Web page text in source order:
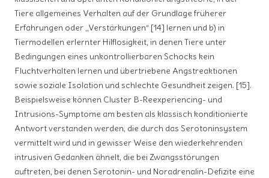
Tiere allgemeines Verhalten auf der Grundlage früherer
Erfahrungen oder „Verstärkungen“ [14] lernen und b) in
Tiermodellen erlernter Hilflosigkeit, in denen Tiere unter
Bedingungen eines unkontrollierbaren Schocks kein
Fluchtverhalten lernen und übertriebene Angstreaktionen
sowie soziale Isolation und schlechte Gesundheit zeigen. [15].
Beispielsweise können Cluster B-Reexperiencing- und
Intrusions-Symptome am besten als klassisch konditionierte
Antwort verstanden werden, die durch das Serotoninsystem
vermittelt wird und in gewisser Weise den wiederkehrenden
intrusiven Gedanken ähnelt, die bei Zwangsstörungen
auftreten, bei denen Serotonin- und Noradrenalin-Defizite eine